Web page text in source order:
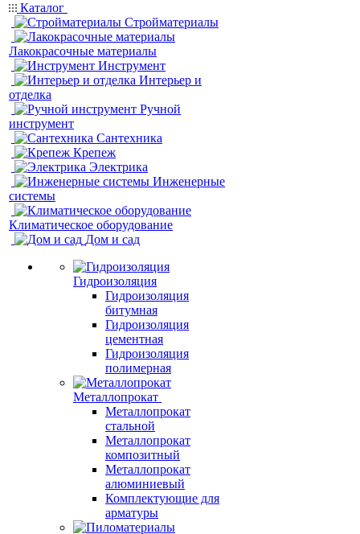
Каталог
Стройматериалы
Лакокрасочные материалы
Инструмент
Интерьер и
отделка
Ручной
инструмент
Сантехника
Крепеж
Электрика
Инженерные
системы
Климатическое оборудование
Дом и сад
Гидроизоляция
Гидроизоляция
битумная
Гидроизоляция
цементная
Гидроизоляция
полимерная
Металлопрокат
Металлопрокат
стальной
Металлопрокат
композитный
Металлопрокат
алюминиевый
Комплектующие для
арматуры